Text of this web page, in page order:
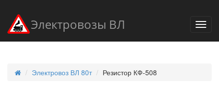
Электровозы ВЛ
Электровоз ВЛ 80т Резистор КФ-508